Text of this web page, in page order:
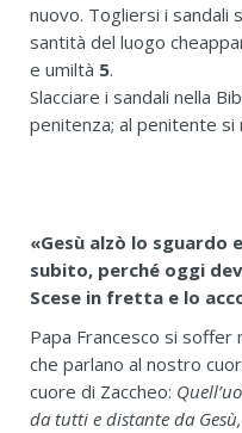
nuovo. Togliersi i sandali
santità del luogo
e umiltà 5.
Slacciare i sandali nella
penitenza; al penitente si
«Gesù alzò lo sguardo
subito, perché oggi
Scese in fretta e lo
Papa Francesco si
che parlano al nostro
cuore di Zaccheo:
da tutti e distante da Gesù,